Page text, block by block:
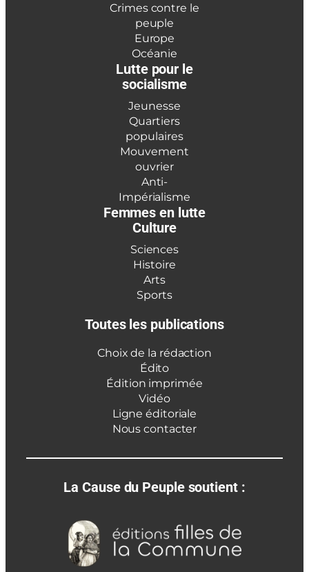
Crimes contre le
peuple
Europe
Océanie
Lutte pour le
socialisme
Jeunesse
Quartiers
populaires
Mouvement
ouvrier
Anti-
Impérialisme
Femmes en lutte
Culture
Sciences
Histoire
Arts
Sports
Toutes les publications
Choix de la rédaction
Édito
Édition imprimée
Vidéo
Ligne éditoriale
Nous contacter
La Cause du Peuple soutient :